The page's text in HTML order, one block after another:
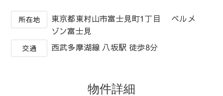
所在地
東京都東村山市富士見町1丁目 ベルメ
ゾン富士見
交通 西武多摩湖線 八坂駅 徒歩8分
物件詳細